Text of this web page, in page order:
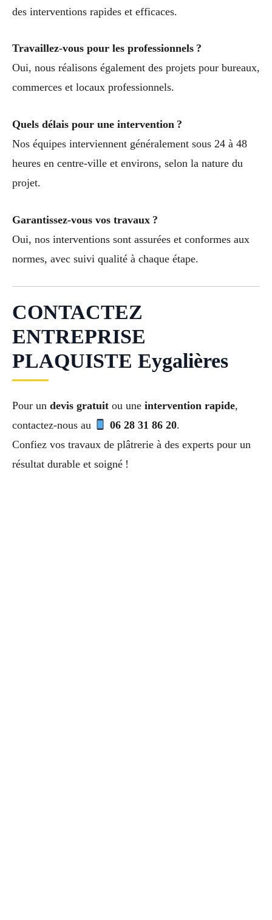
des interventions rapides et efficaces.
Travaillez-vous pour les professionnels ?
Oui, nous réalisons également des projets pour bureaux,
commerces et locaux professionnels.
Quels délais pour une intervention ?
Nos équipes interviennent généralement sous 24 à 48
heures en centre-ville et environs, selon la nature du
projet.
Garantissez-vous vos travaux ?
Oui, nos interventions sont assurées et conformes aux
normes, avec suivi qualité à chaque étape.
CONTACTEZ
ENTREPRISE
PLAQUISTE Eygalières
Pour un devis gratuit ou une intervention rapide,
contactez-nous au
06 28 31 86 20.
Confiez vos travaux de plâtrerie à des experts pour un
résultat durable et soigné !